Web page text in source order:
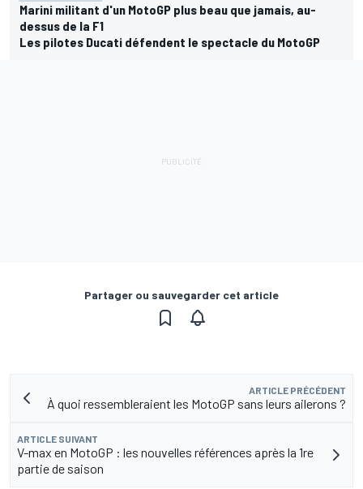
Marini militant d'un MotoGP plus beau que jamais, au-
dessus de la F1
Les pilotes Ducati défendent le spectacle du MotoGP
Partager ou sauvegarder cet article
ARTICLE PRÉCÉDENT
À quoi ressembleraient les MotoGP sans leurs ailerons ?
ARTICLE SUIVANT
V-max en MotoGP : les nouvelles références après la 1re
partie de saison